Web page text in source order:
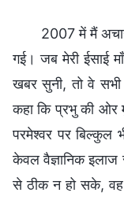
2007 में मैं
गई। जब मेरी ईसाई
खबर सुनी, तो वे
कहा कि प्रभु की ओर
परमेश्वर पर बिल्कुल
केवल वैज्ञानिक इलाज
से ठीक न हो सके, वह